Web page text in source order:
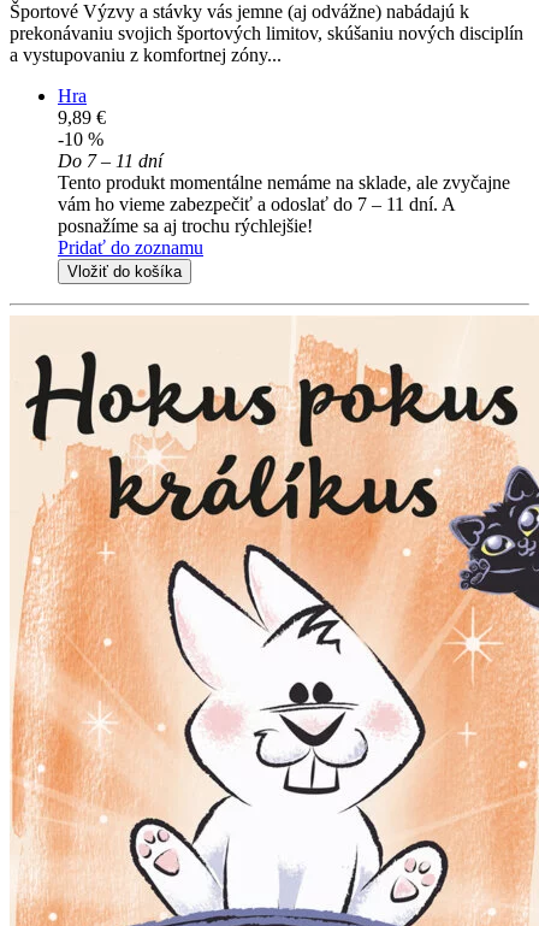
Športové Výzvy a stávky vás jemne (aj odvážne) nabádajú k
prekonávaniu svojich športových limitov, skúšaniu nových disciplín
a vystupovaniu z komfortnej zóny...
Hra
9,89 €
-10 %
Do 7 – 11 dní
Tento produkt momentálne nemáme na sklade, ale zvyčajne
vám ho vieme zabezpečiť a odoslať do 7 – 11 dní. A
posnažíme sa aj trochu rýchlejšie!
Pridať do zoznamu
Vložiť do košíka